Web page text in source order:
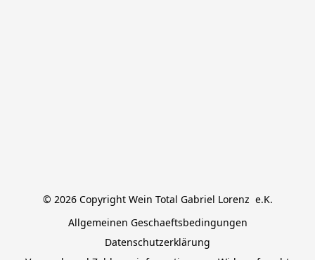
© 2026 Copyright Wein Total Gabriel Lorenz  e.K.
Allgemeinen Geschaeftsbedingungen
Datenschutzerklärung